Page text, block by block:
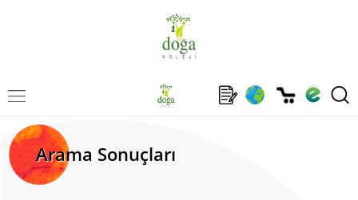
Arama Sonuçları